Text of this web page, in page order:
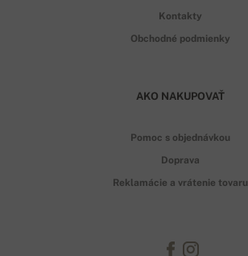
Kontakty
Obchodné podmienky
AKO NAKUPOVAŤ
Pomoc s objednávkou
Doprava
Reklamácie a vrátenie tovaru